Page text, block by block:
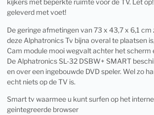
kijkers met beperkte ruimte voor de TV. Let
geleverd met voet!
De geringe afmetingen van 73 x 43,7 x 6,1
deze Alphatronics Tv bijna overal te plaatsen
Cam module mooi wegvalt achter het scherm
De Alphatronics SL-32 DSBW+ SMART
en over een ingebouwde DVD speler. Wel zo
echt niets op de TV is.
Smart tv waarmee u kunt surfen op het
geintegreerde browser